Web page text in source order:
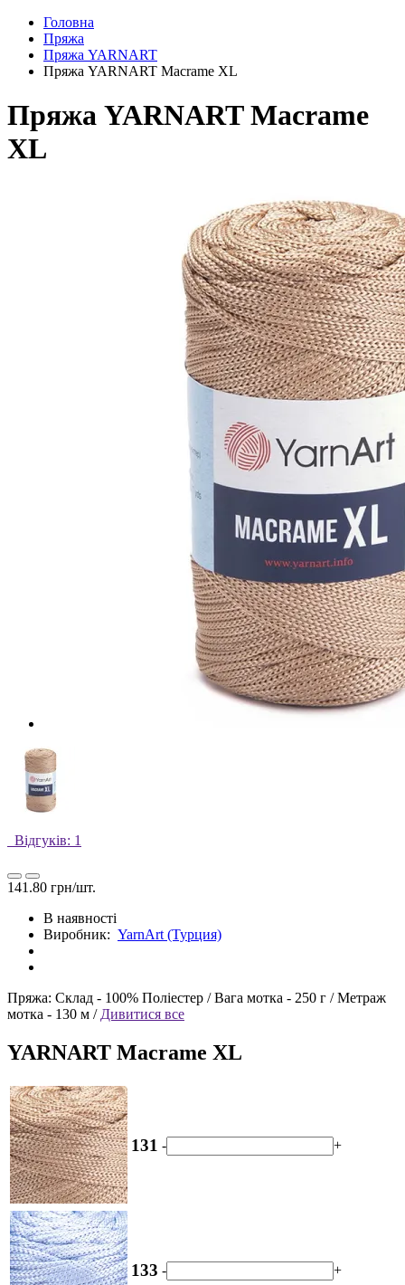
Головна
Пряжа
Пряжа YARNART
Пряжа YARNART Macrame XL
Пряжа YARNART Macrame
XL
Відгуків: 1
141.80 грн/шт.
В наявності
Виробник: YarnArt (Турция)
Пряжа: Склад - 100% Поліестер /Вага мотка - 250 г /Метраж
мотка - 130 м / Дивитися все
YARNART Macrame XL
131 - +
133 - +